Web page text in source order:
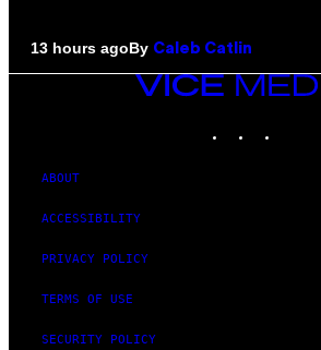
13 hours agoBy Caleb Catlin
VICE
MEDIA
ABOUT
ACCESSIBILITY
PRIVACY POLICY
TERMS OF USE
SECURITY POLICY